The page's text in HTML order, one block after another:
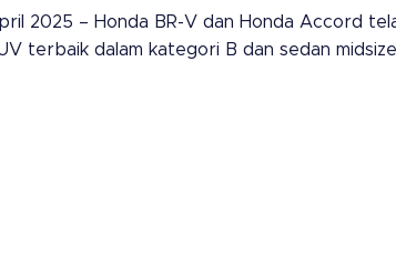
2025 – Honda BR-V dan Honda Accord
terbaik dalam kategori B dan sedan